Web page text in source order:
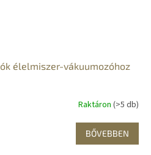
élelmiszer-vákuumozóhoz
Raktáron (>5 db)
BŐVEBBEN